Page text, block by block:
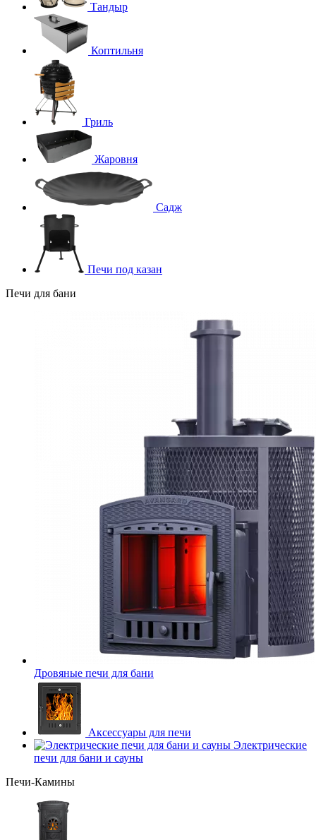
Тандыр
Коптильня
Гриль
Жаровня
Садж
Печи под казан
Печи для бани
Дровяные печи для бани
Аксессуары для печи
Электрические
печи для бани и сауны
Печи-Камины